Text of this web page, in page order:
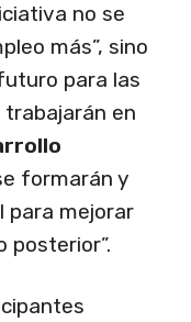
no se
más”, sino
para las
en
formarán y
para mejorar
posterior”.